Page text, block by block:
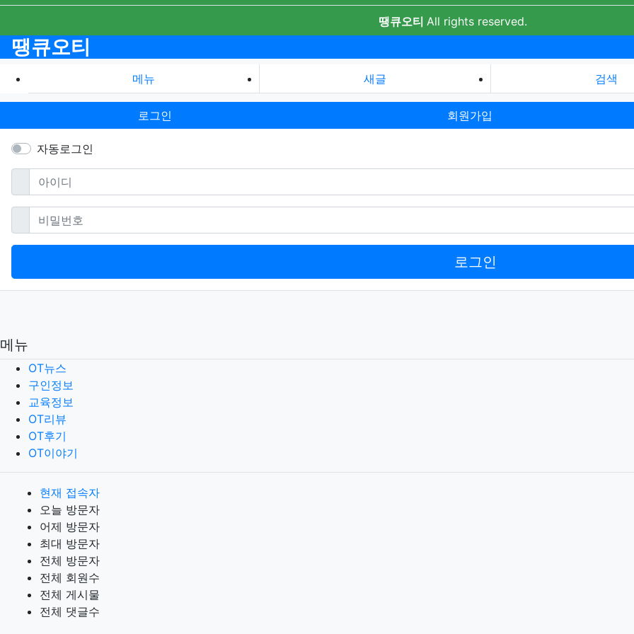
땡큐오티 All rights reserved.
땡큐오티
메뉴 새글 검색
로그인 회원가입
자동로그인
아이디필수
비밀번호필수
로그인
메뉴
OT뉴스
구인정보
교육정보
OT리뷰
OT후기
OT이야기
현재 접속자
오늘 방문자
어제 방문자
최대 방문자
전체 방문자
전체 회원수
전체 게시물
전체 댓글수